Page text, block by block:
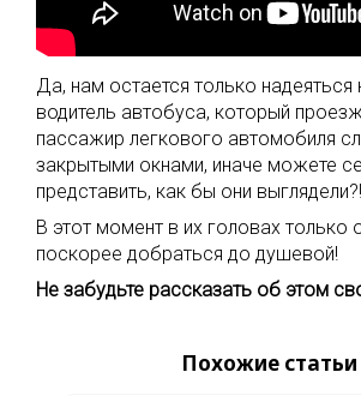
Да, нам остается только надеяться
водитель автобуса, который
пассажир легкового автомобиля
закрытыми окнами, иначе можете
представить, как бы они выглядели?!
В этот момент в их головах только
поскорее добраться до душевой!
Не забудьте рассказать об этом
Похожие статьи